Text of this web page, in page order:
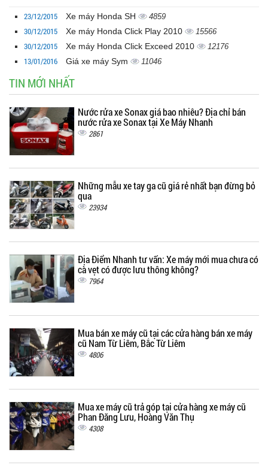
23/12/2015 Xe máy Honda SH 4859
30/12/2015 Xe máy Honda Click Play 2010 15566
30/12/2015 Xe máy Honda Click Exceed 2010 12176
13/01/2016 Giá xe máy Sym 11046
TIN MỚI NHẤT
Nước rửa xe Sonax giá bao nhiêu? Địa chỉ bán
nước rửa xe Sonax tại Xe Máy Nhanh
2861
Những mẫu xe tay ga cũ giá rẻ nhất bạn đừng bỏ
qua
23934
Địa Điểm Nhanh tư vấn: Xe máy mới mua chưa có
cà vẹt có được lưu thông không?
7964
Mua bán xe máy cũ tại các cửa hàng bán xe máy
cũ Nam Từ Liêm, Bắc Từ Liêm
4806
Mua xe máy cũ trả góp tại cửa hàng xe máy cũ
Phan Đăng Lưu, Hoàng Văn Thụ
4308